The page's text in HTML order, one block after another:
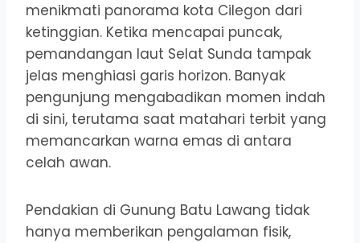
menikmati panorama kota Cilegon dari
ketinggian. Ketika mencapai puncak,
pemandangan laut Selat Sunda tampak
jelas menghiasi garis horizon. Banyak
pengunjung mengabadikan momen indah
di sini, terutama saat matahari terbit yang
memancarkan warna emas di antara
celah awan.
Pendakian di Gunung Batu Lawang tidak
hanya memberikan pengalaman fisik,